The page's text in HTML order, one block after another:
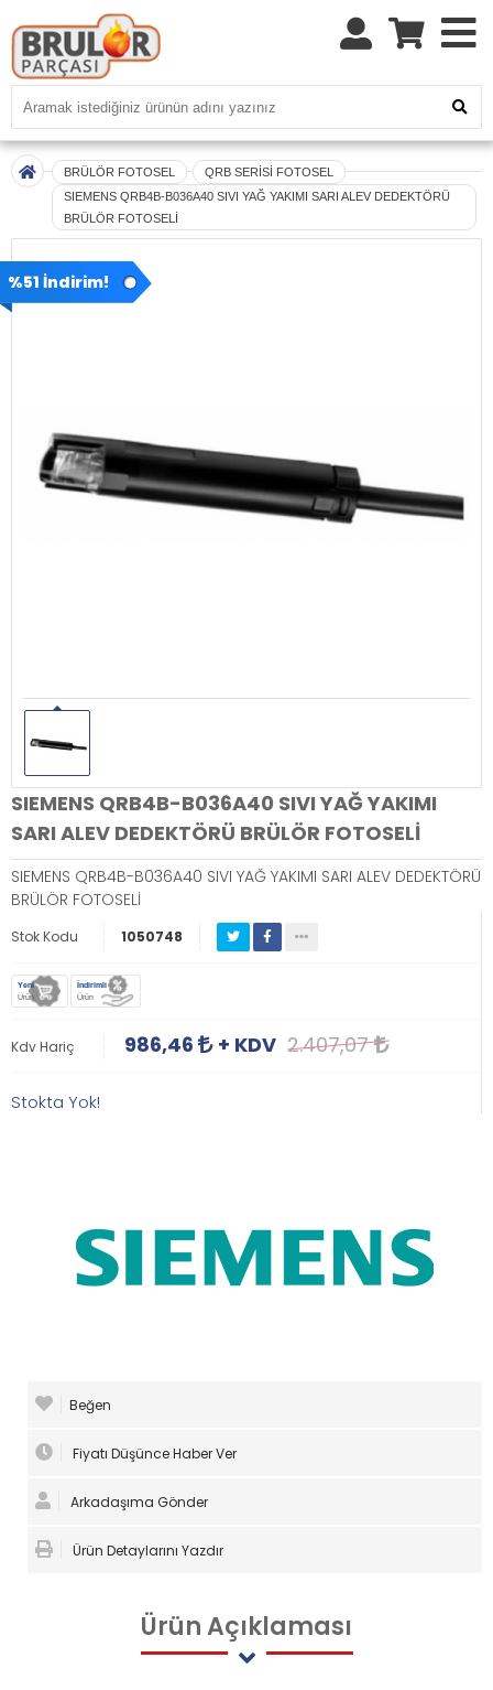
BRÜLÖR FOTOSEL
QRB SERİSİ FOTOSEL
SIEMENS QRB4B-B036A40 SIVI YAĞ YAKIMI SARI ALEV DEDEKTÖRÜ
BRÜLÖR FOTOSELİ
%51 İndirim!
SIEMENS QRB4B-B036A40 SIVI YAĞ YAKIMI
SARI ALEV DEDEKTÖRÜ BRÜLÖR FOTOSELİ
SIEMENS QRB4B-B036A40 SIVI YAĞ YAKIMI SARI ALEV DEDEKTÖRÜ
BRÜLÖR FOTOSELİ
Stok Kodu 1050748
Yeni
Ürün
İndirimli
Ürün
Kdv Hariç 986,46 + KDV 2.407,07
Stokta Yok!
Beğen
Fiyatı Düşünce Haber Ver
Arkadaşıma Gönder
Ürün Detaylarını Yazdır
ÜrünAçıklaması